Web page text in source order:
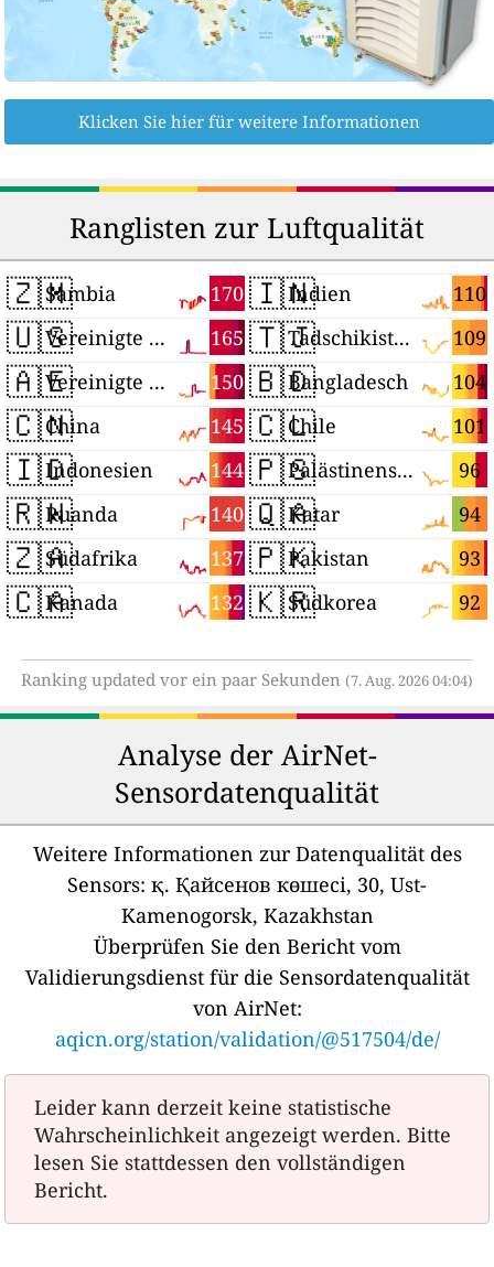
Klicken Sie hier für weitere Informationen
Ranglisten zur Luftqualität
🇿🇲 170
Sambia
🇺🇸 165
Vereinigte Staaten
🇦🇪 150
Vereinigte Arabische Emirate
🇨🇳 145
China
🇮🇩 144
Indonesien
🇷🇼 140
Ruanda
🇿🇦 137
Südafrika
🇨🇦 132
Kanada
🇮🇳 110
Indien
🇹🇯 109
Tadschikistan
🇧🇩 104
Bangladesch
🇨🇱 101
Chile
🇵🇸 96
Palästinensische Autonomiegebiete
🇶🇦 94
Katar
🇵🇰 93
Pakistan
🇰🇷 92
Südkorea
Ranking updated vor ein paar Sekunden (7. Aug. 2026 04:04)
Analyse der AirNet-
Sensordatenqualität
Weitere Informationen zur Datenqualität des
Sensors: қ. Қайсенов көшесі, 30, Ust-
Kamenogorsk, Kazakhstan
Überprüfen Sie den Bericht vom
Validierungsdienst für die Sensordatenqualität
von AirNet:
aqicn.org/station/validation/@517504/de/
Leider kann derzeit keine statistische
Wahrscheinlichkeit angezeigt werden. Bitte
lesen Sie stattdessen den vollständigen
Bericht.